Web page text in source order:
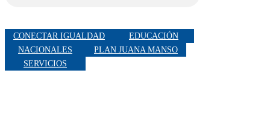
CONECTAR IGUALDAD
EDUCACIÓN
NACIONALES
PLAN JUANA MANSO
SERVICIOS